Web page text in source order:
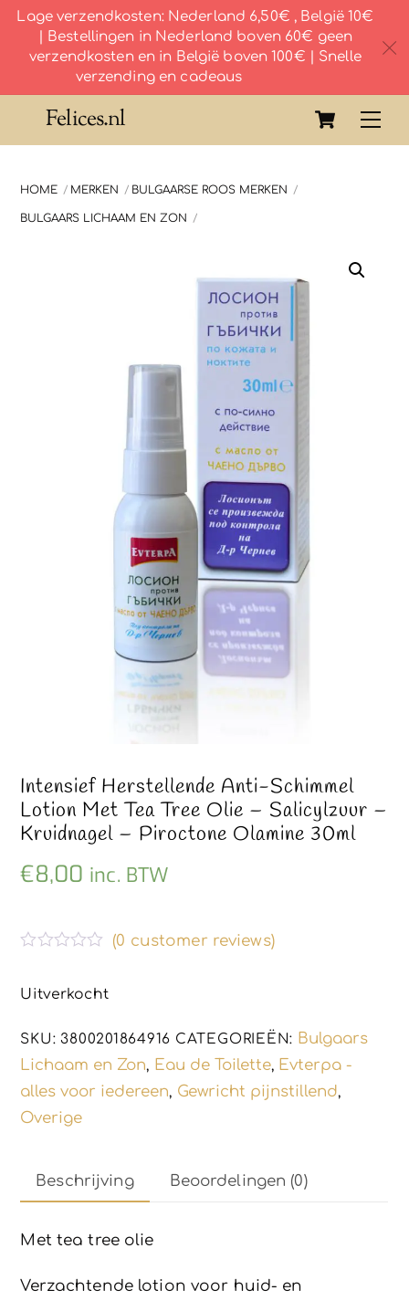
Lage verzendkosten: Nederland 6,50€ , België 10€
| Bestellingen in Nederland boven 60€ geen
verzendkosten en in België boven 100€ | Snelle
verzending en cadeaus
c
Cart
Felices.nl
HOME MERKEN BULGAARSE ROOS MERKEN
BULGAARS LICHAAM EN ZON
Intensief Herstellende Anti-Schimmel
Lotion Met Tea Tree Olie – Salicylzuur –
Kruidnagel – Piroctone Olamine 30ml
€8,00 inc. BTW
w
a
r
d
e
r
d
0
(0 customer reviews)
Uitverkocht
SKU:3800201864916 CATEGORIEËN: Bulgaars
Lichaam en Zon, Eau de Toilette, Evterpa -
alles voor iedereen, Gewricht pijnstillend,
Overige
Beschrijving Beoordelingen (0)
Met tea tree olie
Verzachtende lotion voor huid- en